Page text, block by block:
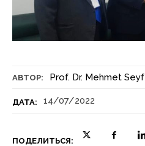
АВТОР: Prof. Dr. Mehmet
ДАТА: 14/07/2022
ПОДЕЛИТЬСЯ: